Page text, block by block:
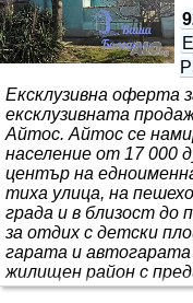
Ексклузивна оферта
ексклузивната
Айтос. Айтос се
население от 17 000
център на
тиха улица, на
града и в близост до
за отдих с детски
гарата и
жилищен район с
(частни къщи с